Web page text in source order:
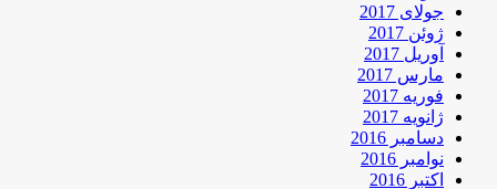
جولای 2017
ژوئن 2017
آوریل 2017
مارس 2017
فوریه 2017
ژانویه 2017
دسامبر 2016
نوامبر 2016
اکتبر 2016